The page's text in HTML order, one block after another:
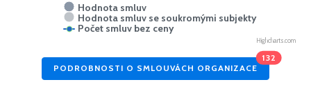
Hodnota smluv
Hodnota smluv se soukromými subjekty
Počet smluv bez ceny
Highcharts.com
PODROBNOSTI O SMLOUVÁCH ORGANIZACE
132